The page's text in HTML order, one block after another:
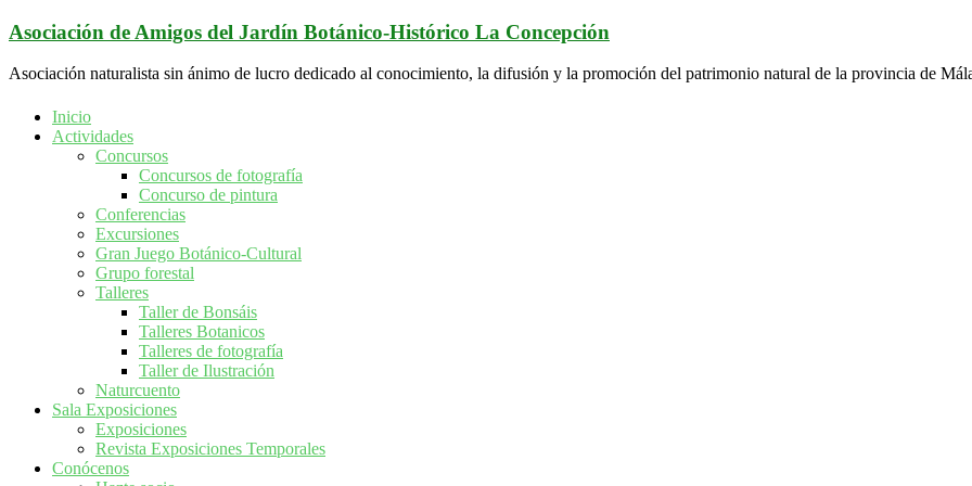
Saltar
contenido
Asociación de Amigos del Jardín Botánico-Histórico La Concepción
Asociación naturalista sin ánimo de lucro dedicado al conocimiento, la difusión y la promoción del patrimonio natural de la provincia de
Inicio
Actividades
Concursos
Concursos de fotografía
Concurso de pintura
Conferencias
Excursiones
Gran Juego Botánico-Cultural
Grupo forestal
Talleres
Taller de Bonsáis
Talleres Botanicos
Talleres de fotografía
Taller de Ilustración
Naturcuento
Sala Exposiciones
Exposiciones
Revista Exposiciones Temporales
Conócenos